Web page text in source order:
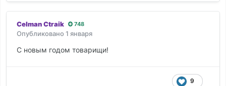
Celman Ctraik 748
Опубликовано 1 января
С новым годом товарищи!
9